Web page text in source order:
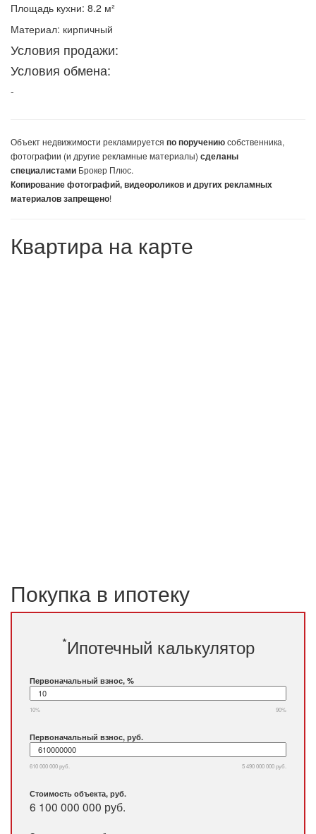
Площадь кухни: 8.2 м²
Материал: кирпичный
Условия продажи:
Условия обмена:
-
Объект недвижимости рекламируется по поручениюсобственника,
фотографии (и другие рекламные материалы) сделаны
специалистами Брокер Плюс.
Копирование фотографий, видеороликов и других рекламных
материалов запрещено!
Квартира на карте
Покупка в ипотеку
*Ипотечный калькулятор
Первоначальный взнос, %
10% 90%
Первоначальный взнос, руб.
610 000 000 руб. 5 490 000 000 руб.
Стоимость объекта, руб.
6 100 000 000 руб.